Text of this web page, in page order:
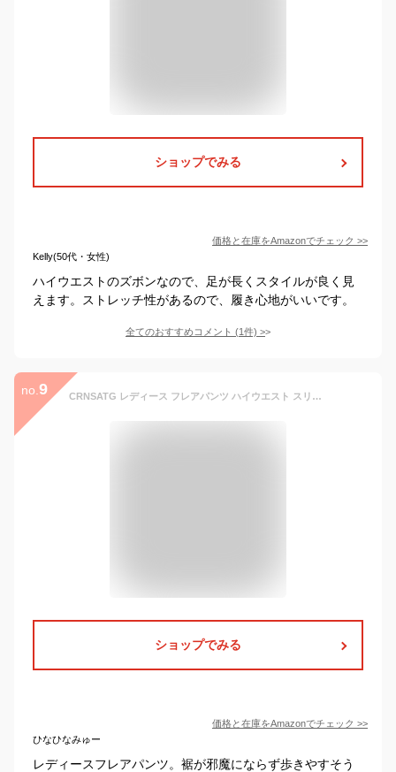
ショップでみる
価格と在庫をAmazonでチェック >>
Kelly(50代・女性)
ハイウエストのズボンなので、足が長くスタイルが良く見
えます。ストレッチ性があるので、履き心地がいいです。
全てのおすすめコメント (1件) >
no. 9 CRNSATG レディース フレアパンツ ハイウエスト スリム カジュアルパンツ ロング ズボン 春 夏 秋 無地 ゆったり 快適 可愛い きれいめ 着やせ ブラック M
ショップでみる
価格と在庫をAmazonでチェック >>
ひなひなみゅー
レディースフレアパンツ。裾が邪魔にならず歩きやすそう